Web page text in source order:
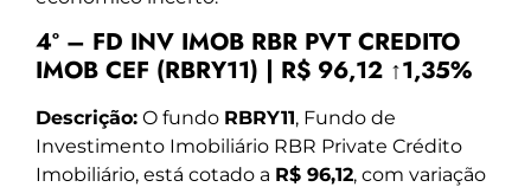
4º – FD INV IMOB RBR PVT CREDITO
IMOB CEF (RBRY11) | R$ 96,12 ↑1,35%
Descrição: O fundo RBRY11, Fundo de
Investimento Imobiliário RBR Private Crédito
Imobiliário, está cotado a R$ 96,12, com variação